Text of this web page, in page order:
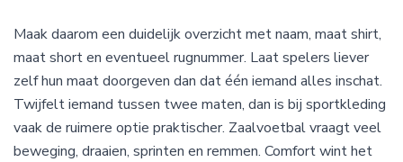
Maak daarom een duidelijk overzicht met naam, maat shirt,
maat short en eventueel rugnummer. Laat spelers liever
zelf hun maat doorgeven dan dat één iemand alles inschat.
Twijfelt iemand tussen twee maten, dan is bij sportkleding
vaak de ruimere optie praktischer. Zaalvoetbal vraagt veel
beweging, draaien, sprinten en remmen. Comfort wint het